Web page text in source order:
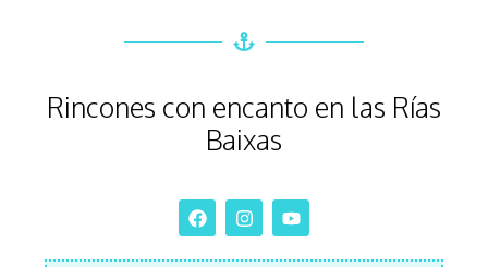
Rincones con encanto en las Rías
Baixas